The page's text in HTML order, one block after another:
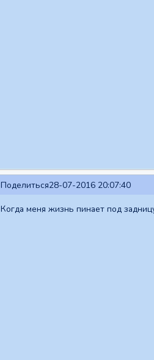
Поделиться28-07-2016 20:07:40
Когда меня жизнь пинает под